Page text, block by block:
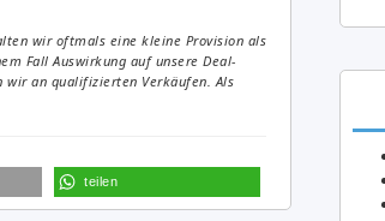
wir oftmals eine kleine Provision als
Fall Auswirkung auf unsere Deal-
wir an qualifizierten Verkäufen. Als
teilen